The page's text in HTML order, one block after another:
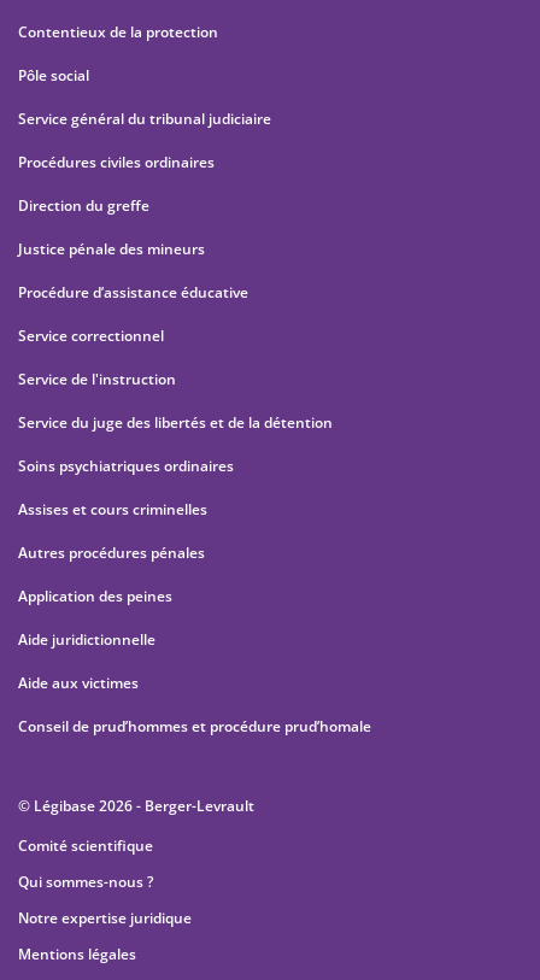
Contentieux de la protection
Pôle social
Service général du tribunal judiciaire
Procédures civiles ordinaires
Direction du greffe
Justice pénale des mineurs
Procédure d’assistance éducative
Service correctionnel
Service de l'instruction
Service du juge des libertés et de la détention
Soins psychiatriques ordinaires
Assises et cours criminelles
Autres procédures pénales
Application des peines
Aide juridictionnelle
Aide aux victimes
Conseil de prud’hommes et procédure prud’homale
© Légibase 2026 - Berger-Levrault
Comité scientifique
Qui sommes-nous ?
Notre expertise juridique
Mentions légales